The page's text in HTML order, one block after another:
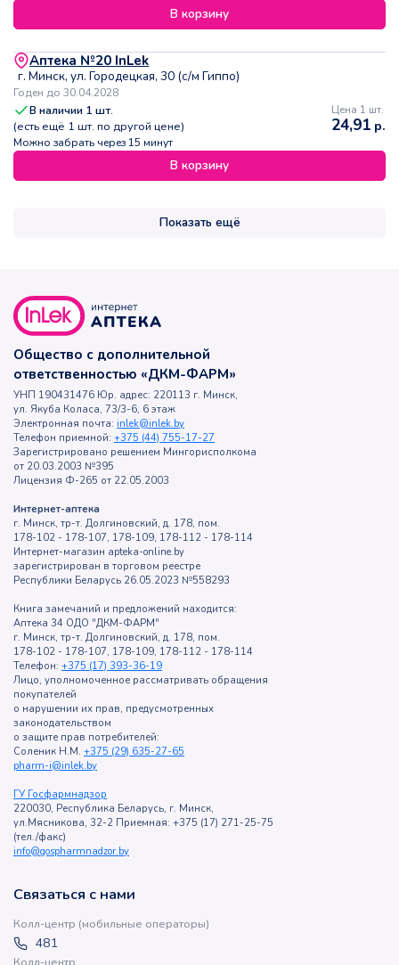
В корзину
Аптека №20 InLek
г. Минск, ул. Городецкая, 30 (с/м Гиппо)
Годен до 30.04.2028
В наличии 1 шт.
(есть ещё 1 шт. по другой цене)
Можно забрать через 15 минут
Цена 1 шт.
24,91 р.
В корзину
Показать ещё
Общество с дополнительной
ответственностью «ДКМ-ФАРМ»
УНП 190431476 Юр. адрес: 220113 г. Минск,
ул. Якуба Коласа, 73/3-6, 6 этаж
Электронная почта: inlek@inlek.by
Телефон приемной: +375 (44) 755-17-27
Зарегистрировано решением Мингорисполкома
от 20.03.2003 №395
Лицензия Ф-265 от 22.05.2003
Интернет-аптека
г. Минск, тр-т. Долгиновский, д. 178, пом.
178-102 - 178-107, 178-109, 178-112 - 178-114
Интернет-магазин apteka-online.by
зарегистрирован в торговом реестре
Республики Беларусь 26.05.2023 №558293
Книга замечаний и предложений находится:
Аптека 34 ОДО "ДКМ-ФАРМ"
г. Минск, тр-т. Долгиновский, д. 178, пом.
178-102 - 178-107, 178-109, 178-112 - 178-114
Телефон: +375 (17) 393-36-19
Лицо, уполномоченное рассматривать обращения
покупателей
о нарушении их прав, предусмотренных
законодательством
о защите прав потребителей:
Соленик Н.М. +375 (29) 635-27-65
pharm-i@inlek.by
ГУ Госфармнадзор
220030, Республика Беларусь, г. Минск,
ул.Мясникова, 32-2 Приемная: +375 (17) 271-25-75
(тел./факс)
info@gospharmnadzor.by
Связаться с нами
Колл-центр (мобильные операторы)
481